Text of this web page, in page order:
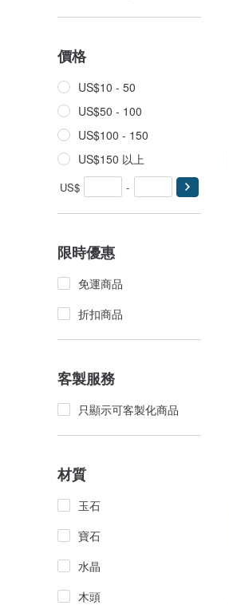
價格
US$10 - 50
US$50 - 100
US$100 - 150
US$150 以上
US$ -
限時優惠
免運商品
折扣商品
客製服務
只顯示可客製化商品
材質
玉石
寶石
水晶
木頭